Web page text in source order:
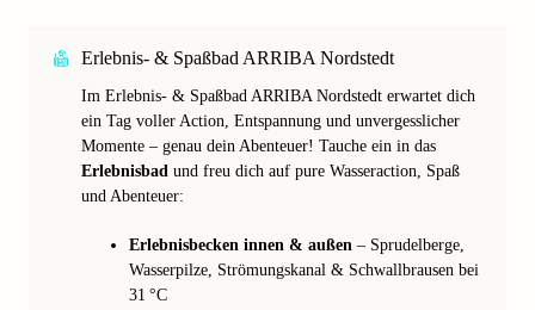
Erlebnis- & Spaßbad ARRIBA Nordstedt
Im Erlebnis- & Spaßbad ARRIBA Nordstedt erwartet dich
ein Tag voller Action, Entspannung und unvergesslicher
Momente – genau dein Abenteuer! Tauche ein in das
Erlebnisbad und freu dich auf pure Wasseraction, Spaß
und Abenteuer:
Erlebnisbecken innen & außen – Sprudelberge,
Wasserpilze, Strömungskanal & Schwallbrausen bei
31 °C